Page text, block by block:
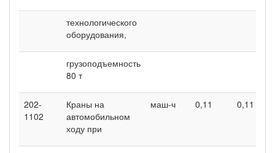
технологического
оборудования,
грузоподъемность
80 т
202-
1102
Краны на
автомобильном
ходу при
маш-ч 0,11 0,11